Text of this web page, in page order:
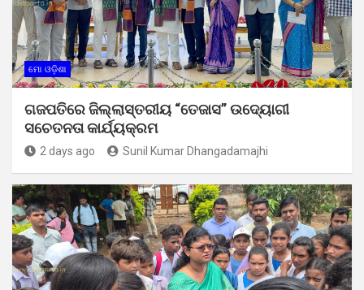
ମୋ ଓଡ଼ିଶା
ଗଜପତିରେ ଜିଲ୍ଲାସ୍ତରୀୟ “ତେଜାସ” ଉଦ୍ୟୋଗୀ
ସଚେତନତା କାର୍ଯ୍ୟକ୍ରମ
2 days ago Sunil Kumar Dhangadamajhi